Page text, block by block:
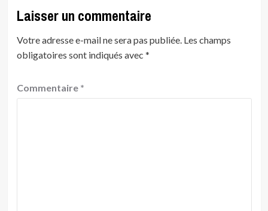
Laisser un commentaire
Votre adresse e-mail ne sera pas publiée. Les champs
obligatoires sont indiqués avec *
Commentaire *